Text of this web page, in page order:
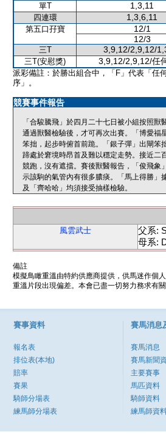
單T 1,3,11
四連環 1,3,6,11
第五口孖寶 12/1
12/3
三T 3,9,12/2,9,12/
三T(安慰獎) 3,9,12/2,9,12/任
派彩備註：於勝出組合中，「F」代表「任
序」。
競賽事件報告
「合駿騰飛」於四月二十七日被小組按照
通過獸醫檢驗後，才可再次出賽。「博愛福
笨拙，起步時俯首前跪。「銀子彈」出閘笨
蹄處於窘境時昂首及難以穩定走勢。接近二
競跑，沒有遮擋。賽後獸醫報告，「俊飛象
示該駒的氣管內有很多膿痰。「馬上得勝」
及「齊哈哈」均須接受抽樣檢驗。
風雲武士
父系:
母系:
備註
模擬鳥瞰重溫由特約供應商提供，供馬迷作個
重溫片段出現偏差。本會已盡一切努力務求有
賽事資料
報名表
排位表(本地)
賠率
賽果
騎師分場表
練馬師分場表
賽馬消息
賽馬消息
賽馬新聞
主要賽事
馬匹資料
騎師資料
練馬師資